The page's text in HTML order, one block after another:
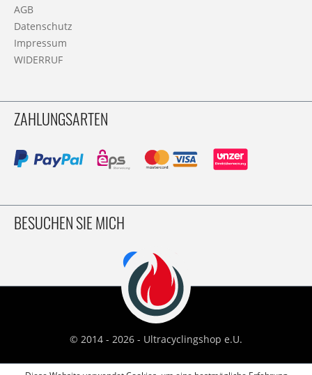
AGB
Datenschutz
Impressum
WIDERRUF
ZAHLUNGSARTEN
BESUCHEN SIE MICH
© 2014 - 2026 - Ultracyclingshop e.U.